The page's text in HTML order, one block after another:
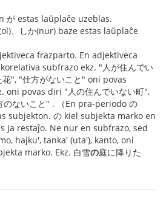
が estas laŭplaĉe uzeblas.
、しか(nur) baze estas laŭplaĉe
frazparto. En adjektiveca
subfrazo ekz. "人が住んでい
", "仕方がないこと" oni povas
oni povas diri "人の住んでいない町",
のないこと" . （En pra-periodo の
subjekton. の kiel subjekta marko en
ja restaĵo. Ne nur en subfrazo, sed
hajku', tanka' (uta'), kanto, oni
marko. Ekz. 白雪の庭に降りた